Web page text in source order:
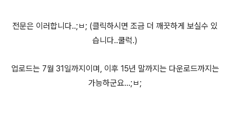
전문은 이러합니다..;ㅂ; (클릭하시면 조금 더 깨끗하게 보실수 있
습니다..쿨럭.)
업로드는 7월 31일까지이며, 이후 15년 말까지는 다운로드까지는
가능하군요...;ㅂ;